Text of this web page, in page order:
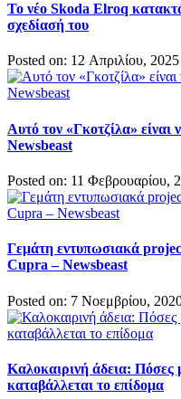
Το νέο Skoda Elroq
σχεδίασή του
Posted on: 12 Απριλίου, 2025
Αυτό τον «Γκοτζίλα» είναι
Newsbeast
Posted on: 11 Φεβρουαρίου,
Γεμάτη εντυπωσιακά
Cupra – Newsbeast
Posted on: 7 Νοεμβρίου,
Καλοκαιρινή άδεια: Πόσες
καταβάλλεται το επίδομα